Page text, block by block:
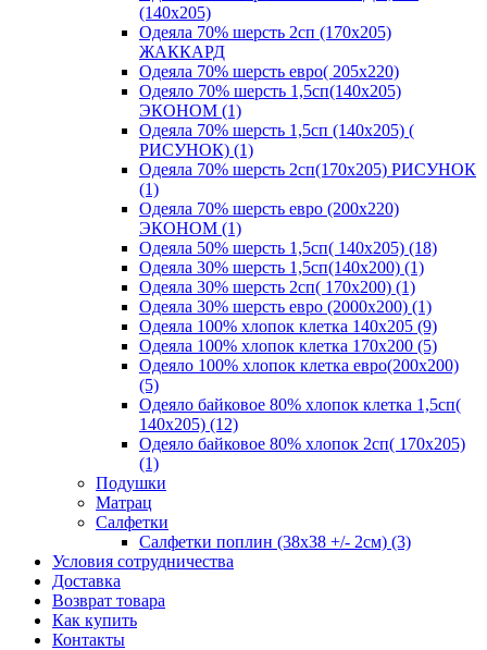
(140х205)
Одеяла 70% шерсть 2сп (170х205)
ЖАККАРД
Одеяла 70% шерсть евро( 205х220)
Одеяло 70% шерсть 1,5сп(140х205)
ЭКОНОМ (1)
Одеяла 70% шерсть 1,5сп (140х205) (
РИСУНОК) (1)
Одеяла 70% шерсть 2сп(170х205) РИСУНОК
(1)
Одеяла 70% шерсть евро (200х220)
ЭКОНОМ (1)
Одеяла 50% шерсть 1,5сп( 140х205) (18)
Одеяла 30% шерсть 1,5сп(140х200) (1)
Одеяла 30% шерсть 2сп( 170х200) (1)
Одеяла 30% шерсть евро (2000х200) (1)
Одеяла 100% хлопок клетка 140х205 (9)
Одеяла 100% хлопок клетка 170х200 (5)
Одеяло 100% хлопок клетка евро(200х200)
(5)
Одеяло байковое 80% хлопок клетка 1,5сп(
140х205) (12)
Одеяло байковое 80% хлопок 2сп( 170х205)
(1)
Подушки
Матрац
Салфетки
Салфетки поплин (38х38 +/- 2см) (3)
Условия сотрудничества
Доставка
Возврат товара
Как купить
Контакты